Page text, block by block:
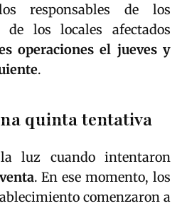
responsables de los
de los locales afectados
operaciones el jueves y
.
quinta tentativa
luz cuando intentaron
. En ese momento, los
comenzaron a